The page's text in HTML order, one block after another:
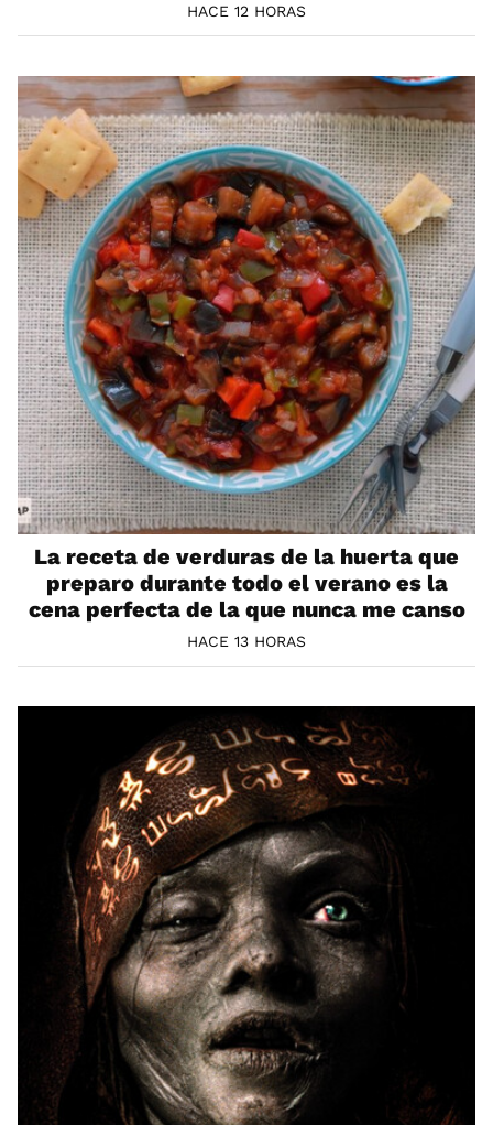
HACE 12 HORAS
La receta de verduras de la huerta que
preparo durante todo el verano es la
cena perfecta de la que nunca me canso
HACE 13 HORAS